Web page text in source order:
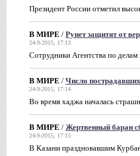
Президент России отметил
В МИРЕ / Рунет защитят от
24-9-2015, 17:13
Сотрудники Агентства по
В МИРЕ / Число
24-9-2015, 17:14
Во время хаджа началась
В МИРЕ / Жертвенный баран
24-9-2015, 17:15
В Казани праздновавшим